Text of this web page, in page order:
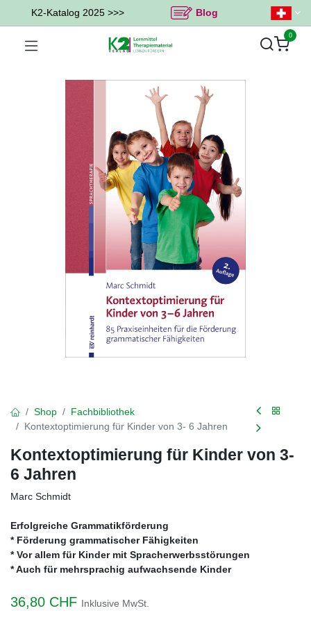
K2-Katalog 2025 >>> Blog
0
Shop
Fachbibliothek
Kontextoptimierung für Kinder von 3- 6 Jahren
Kontextoptimierung für Kinder von 3-
6 Jahren
Marc Schmidt
Erfolgreiche Grammatikförderung
* Förderung grammatischer Fähigkeiten
* Vor allem für Kinder mit Spracherwerbsstörungen
* Auch für mehrsprachig aufwachsende Kinder
36,80 CHF Inklusive MwSt.